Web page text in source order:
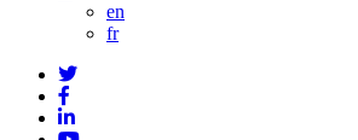
en
fr